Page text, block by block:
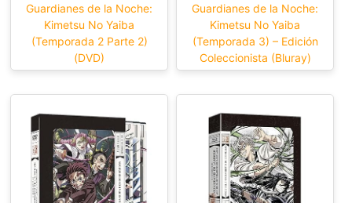
Guardianes de la Noche:
Kimetsu No Yaiba
(Temporada 2 Parte 2)
(DVD)
Guardianes de la Noche:
Kimetsu No Yaiba
(Temporada 3) – Edición
Coleccionista (Bluray)